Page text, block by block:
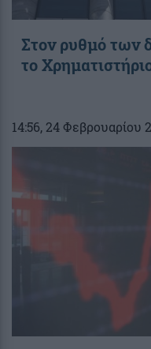
Στον ρυθμό των
το
14:56, 24 Φεβρουαρίου